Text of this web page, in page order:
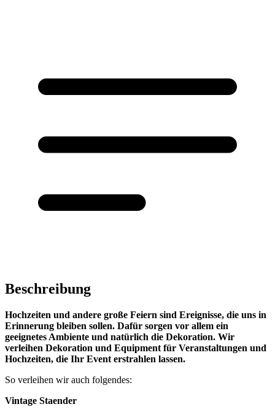
Beschreibung
Hochzeiten und andere große Feiern sind Ereignisse, die uns in
Erinnerung bleiben sollen. Dafür sorgen vor allem ein
geeignetes Ambiente und natürlich die Dekoration. Wir
verleihen Dekoration und Equipment für Veranstaltungen und
Hochzeiten, die Ihr Event erstrahlen lassen.
So verleihen wir auch folgendes:
Vintage Staender